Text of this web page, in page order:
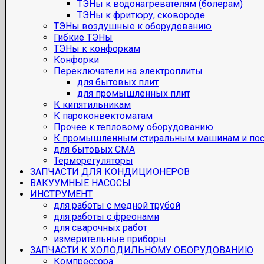
ТЭНы к водонагревателям (болерам)
ТЭНы к фритюру, сковороде
ТЭНы воздушные к оборудованию
Гибкие ТЭНы
ТЭНы к конфоркам
Конфорки
Переключатели на электроплиты
для бытовых плит
для промышленных плит
К кипятильникам
К пароконвектоматам
Прочее к тепловому оборудованию
К промышленным стиральным машинам и
для бытовых СМА
Терморегуляторы
ЗАПЧАСТИ ДЛЯ КОНДИЦИОНЕРОВ
ВАКУУМНЫЕ НАСОСЫ
ИНСТРУМЕНТ
для работы с медной трубой
для работы с фреонами
для сварочных работ
измерительные приборы
ЗАПЧАСТИ К ХОЛОДИЛЬНОМУ ОБОРУДОВАНИЮ
Компрессора